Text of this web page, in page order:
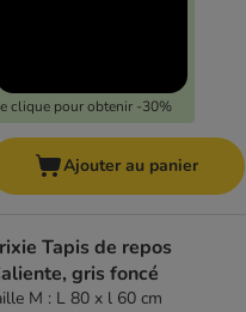
clique pour obtenir -30%
Ajouter au panier
Tapis de repos
gris foncé
M : L 80 x l 60 cm